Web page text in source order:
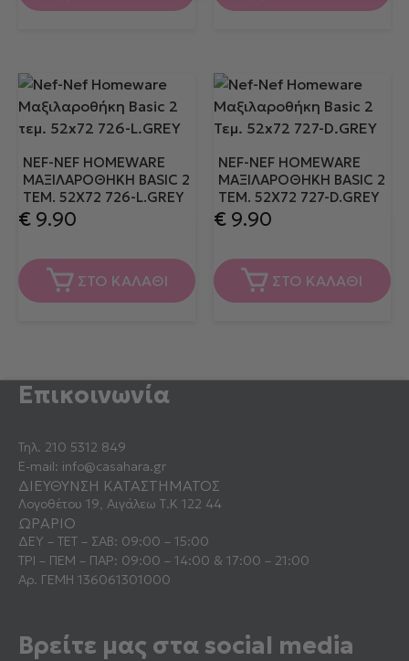
NEF-NEF HOMEWARE
ΜΑΞΙΛΑΡΟΘΉΚΗ BASIC 2
ΤΕΜ. 52X72 726-L.GREY
€ 9.90
ΣΤΟ ΚΑΛΑΘΙ
NEF-NEF HOMEWARE
ΜΑΞΙΛΑΡΟΘΉΚΗ BASIC 2
ΤΕΜ. 52X72 727-D.GREY
€9.90
ΣΤΟ ΚΑΛΑΘΙ
Επικοινωνία
Τηλ. 210 5312 849
E-mail: info@casahara.gr
ΔΙΕΥΘΥΝΣΗ ΚΑΤΑΣΤΗΜΑΤΟΣ
Λογοθέτου 19, Αιγάλεω Τ.Κ 122 44
ΩΡΑΡΙΟ
ΔΕΥ – ΤΕΤ – ΣΑΒ: 09:00 – 15:00
ΤΡΙ – ΠΕΜ – ΠΑΡ: 09:00 – 14:00 & 17:00 – 21:00
Αρ. ΓΕΜΗ 136061301000
Βρείτε μας στα social media